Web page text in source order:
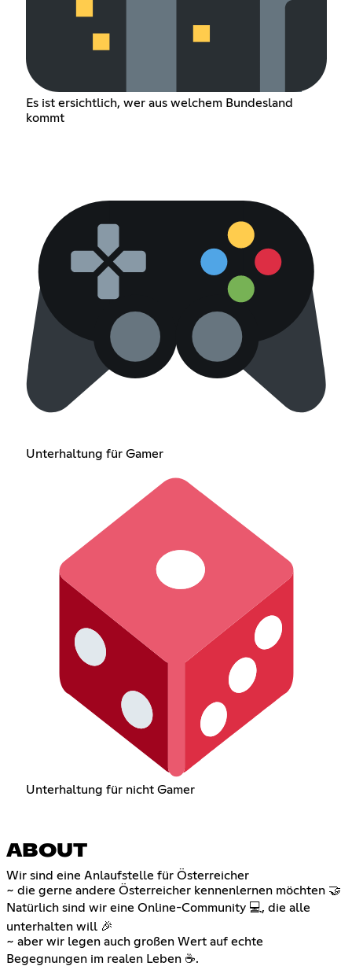
Es ist ersichtlich, wer aus welchem Bundesland
kommt
Unterhaltung für Gamer
Unterhaltung für nicht Gamer
ABOUT
Wir sind eine Anlaufstelle für Österreicher
~ die gerne andere Österreicher kennenlernen möchten 🤝
Natürlich sind wir eine Online-Community 💻, die alle
unterhalten will 🎉
~ aber wir legen auch großen Wert auf echte
Begegnungen im realen Leben ☕.